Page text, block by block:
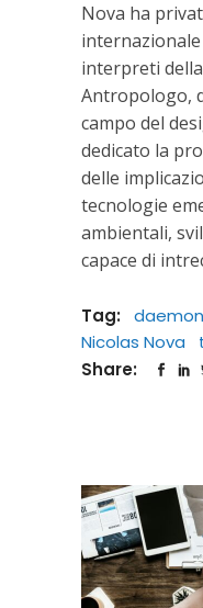
Nova ha
interpreti
Antropologo,
campo del
dedicato la
delle
tecnologie
ambientali,
capace di
Tag: daemon
Nicolas Nova
Share: